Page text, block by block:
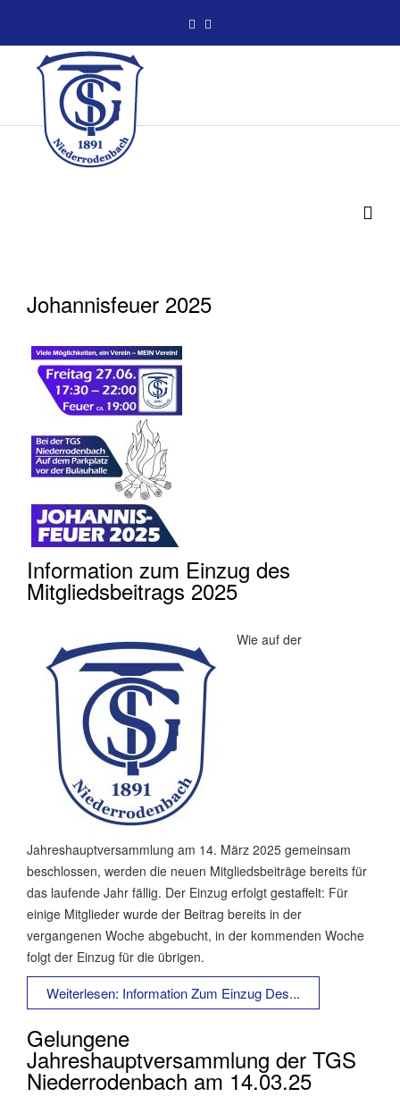
Johannisfeuer 2025
Information zum Einzug des
Mitgliedsbeitrags 2025
Wie auf der
Jahreshauptversammlung am 14. März 2025 gemeinsam
beschlossen, werden die neuen Mitgliedsbeiträge bereits für
das laufende Jahr fällig. Der Einzug erfolgt gestaffelt: Für
einige Mitglieder wurde der Beitrag bereits in der
vergangenen Woche abgebucht, in der kommenden Woche
folgt der Einzug für die übrigen.
Weiterlesen: Information Zum Einzug Des...
Gelungene
Jahreshauptversammlung der TGS
Niederrodenbach am 14.03.25